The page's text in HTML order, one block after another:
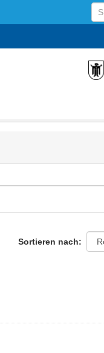
Sortieren nach